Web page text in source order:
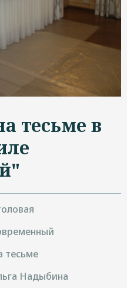
534
тесьме в
тесьме
Надыбина